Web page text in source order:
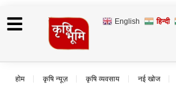
English हिन्दी
होम कृषि न्यूज़ कृषि व्यवसाय नई खोज